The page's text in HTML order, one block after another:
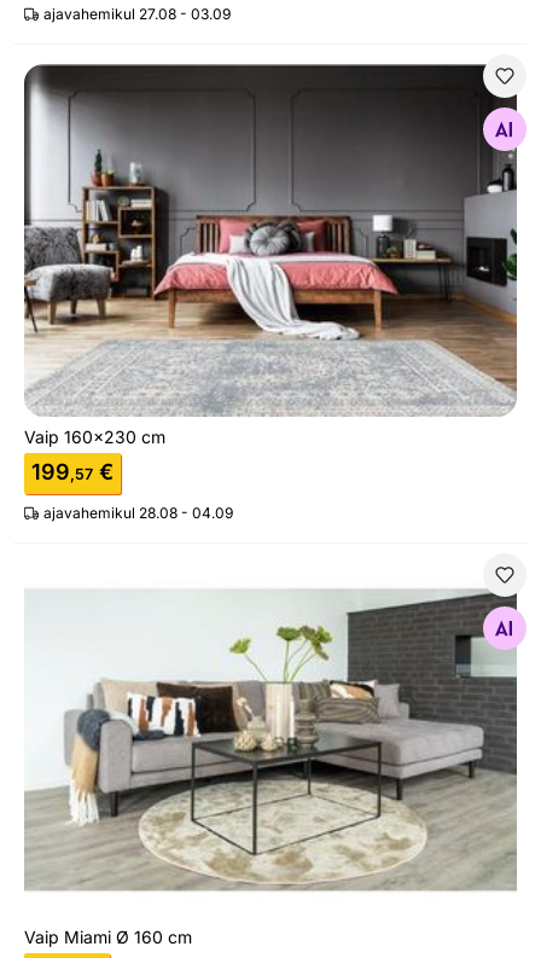
ajavahemikul 27.08 - 03.09
Vaip 160x230 cm
Vaip 160x230 cm
199,57 €
ajavahemikul 28.08 - 04.09
Otsi sarnaseid
Vaip Miami Ø 160 cm